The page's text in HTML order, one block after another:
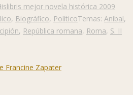
mejor novela histórica 2009
, Biográfico, PolíticoTemas: Aníbal,
, República romana, Roma, S. II